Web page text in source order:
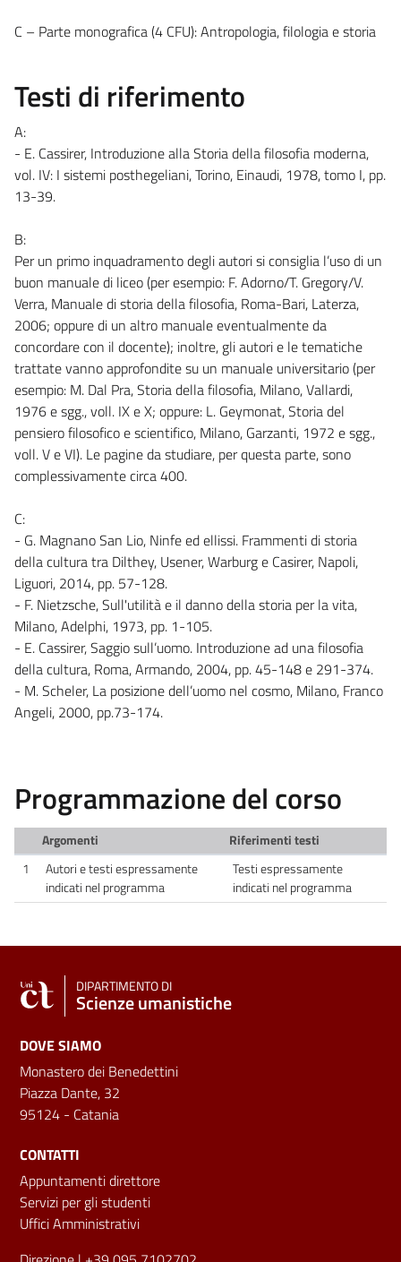
C – Parte monografica (4 CFU): Antropologia, filologia e storia
Testi di riferimento
A:
- E. Cassirer, Introduzione alla Storia della filosofia moderna,
vol. IV: I sistemi posthegeliani, Torino, Einaudi, 1978, tomo I, pp.
13-39.
B:
Per un primo inquadramento degli autori si consiglia l’uso di un
buon manuale di liceo (per esempio: F. Adorno/T. Gregory/V.
Verra, Manuale di storia della filosofia, Roma-Bari, Laterza,
2006; oppure di un altro manuale eventualmente da
concordare con il docente); inoltre, gli autori e le tematiche
trattate vanno approfondite su un manuale universitario (per
esempio: M. Dal Pra, Storia della filosofia, Milano, Vallardi,
1976 e sgg., voll. IX e X; oppure: L. Geymonat, Storia del
pensiero filosofico e scientifico, Milano, Garzanti, 1972 e sgg.,
voll. V e VI). Le pagine da studiare, per questa parte, sono
complessivamente circa 400.
C:
- G. Magnano San Lio, Ninfe ed ellissi. Frammenti di storia
della cultura tra Dilthey, Usener, Warburg e Casirer, Napoli,
Liguori, 2014, pp. 57-128.
- F. Nietzsche, Sull'utilità e il danno della storia per la vita,
Milano, Adelphi, 1973, pp. 1-105.
- E. Cassirer, Saggio sull’uomo. Introduzione ad una filosofia
della cultura, Roma, Armando, 2004, pp. 45-148 e 291-374.
- M. Scheler, La posizione dell’uomo nel cosmo, Milano, Franco
Angeli, 2000, pp.73-174.
Programmazione del corso
Argomenti
Riferimenti testi
1
Autori e testi espressamente
indicati nel programma
Testi espressamente
indicati nel programma
DIPARTIMENTO DI
Scienze umanistiche
DOVE SIAMO
Monastero dei Benedettini
Piazza Dante, 32
95124 - Catania
CONTATTI
Appuntamenti direttore
Servizi per gli studenti
Uffici Amministrativi